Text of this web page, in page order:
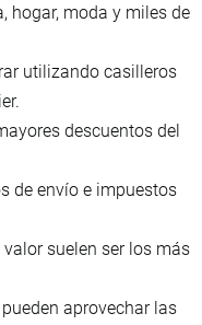
hogar, moda y miles de
utilizando casilleros
descuentos del
de envío e impuestos
suelen ser los más
aprovechar las